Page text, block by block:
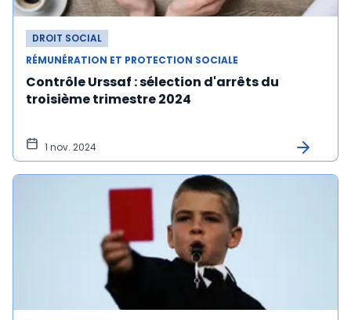
DROIT SOCIAL
RÉMUNÉRATION ET PROTECTION SOCIALE
Contrôle Urssaf : sélection d'arrêts du
troisième trimestre 2024
1 nov. 2024